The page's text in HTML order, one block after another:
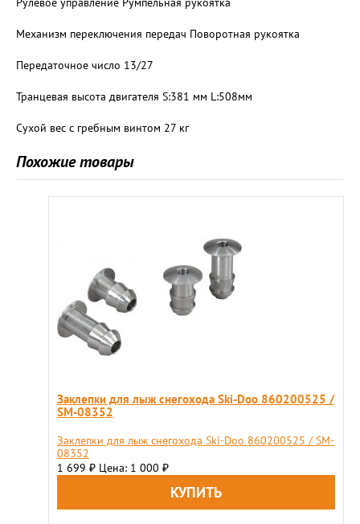
Механизм переключения передач Поворотная рукоятка
Передаточное число 13/27
Транцевая высота двигателя S:381 мм L:508мм
Сухой вес с гребным винтом 27 кг
Похожие товары
Заклепки для лыж снегохода Ski-Doo 860200525 /
SM-08352
Заклепки для лыж снегохода Ski-Doo 860200525 / SM-
08352
1 699 ₽ Цена: 1 000 ₽